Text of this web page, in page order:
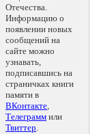
Отечества.
Информацию о
появлении новых
сообщений на
сайте можно
узнавать,
подписавшись на
страничках книги
памяти в
ВКонтакте,
Телеграмм или
Твиттер.